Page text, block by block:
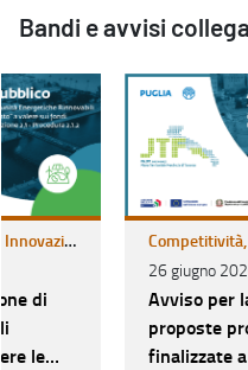
Bandi e avvisi
Competitività, ricerca e Innovazione
di
le
26 giugno
Avviso per
proposte
finalizzate